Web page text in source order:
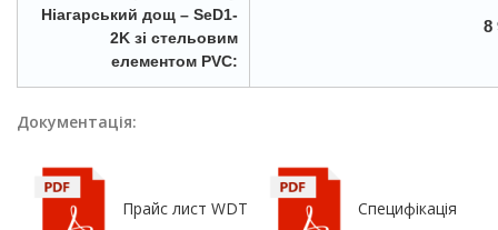
Ніагарський дощ – SeD1-
2K зі стельовим
елементом PVC:
8
Документація:
Прайс лист WDT Специфікація